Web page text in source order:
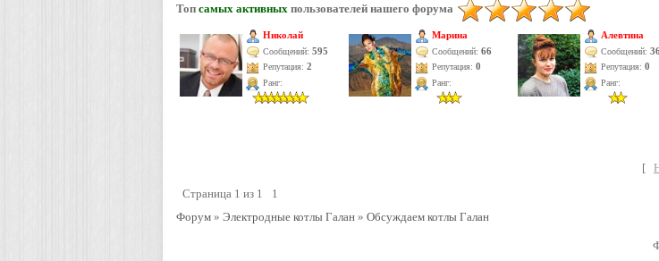
Топ самых активных пользователей нашего форума
Николай
Сообщений: 595
Репутация: 2
Ранг:
Марина
Сообщений: 66
Репутация: 0
Ранг:
Алевтина
Сообщений: 36
Репутация: 0
Ранг:
[
Страница 1 из 1
1
Форум » Электродные котлы Галан » Обсуждаем котлы Галан